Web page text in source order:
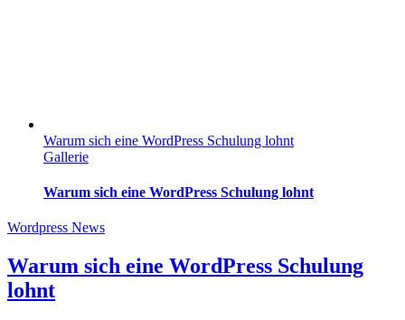
Warum sich eine WordPress Schulung lohnt
Gallerie
Warum sich eine WordPress Schulung lohnt
Wordpress News
Warum sich eine WordPress Schulung
lohnt